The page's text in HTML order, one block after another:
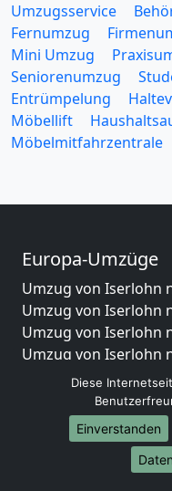
Umzugsservice
Fernumzug
Mini Umzug
Seniorenumzug
Entrümpelung
Möbellift
Möbelmitfahrzentrale
Europa-Umzüge
Umzug von Iserlohn
Umzug von Iserlohn
Umzug von Iserlohn
Umzug von Iserlohn
Umzug von Iserlohn
Umzug von Iserlohn
Umzug von Iserlohn
Umzug von Iserlohn
Umzug von Iserlohn
Diese
Einverstanden